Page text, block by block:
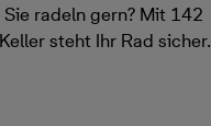
radeln gern? Mit 142
steht Ihr Rad sicher.